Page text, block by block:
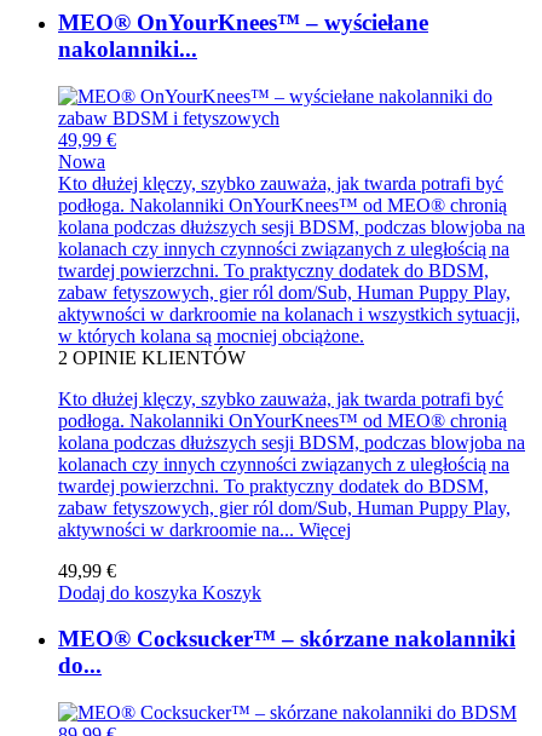
MEO® OnYourKnees™ – wyściełane
nakolanniki...
49,99 €
Nowa
Kto dłużej klęczy, szybko zauważa, jak twarda potrafi być
podłoga. Nakolanniki OnYourKnees™ od MEO® chronią
kolana podczas dłuższych sesji BDSM, podczas blowjoba na
kolanach czy innych czynności związanych z uległością na
twardej powierzchni. To praktyczny dodatek do BDSM,
zabaw fetyszowych, gier ról dom/Sub, Human Puppy Play,
aktywności w darkroomie na kolanach i wszystkich sytuacji,
w których kolana są mocniej obciążone.
2 OPINIE KLIENTÓW
Kto dłużej klęczy, szybko zauważa, jak twarda potrafi być
podłoga. Nakolanniki OnYourKnees™ od MEO® chronią
kolana podczas dłuższych sesji BDSM, podczas blowjoba na
kolanach czy innych czynności związanych z uległością na
twardej powierzchni. To praktyczny dodatek do BDSM,
zabaw fetyszowych, gier ról dom/Sub, Human Puppy Play,
aktywności w darkroomie na... Więcej
49,99 €
Dodaj do koszyka Koszyk
MEO® Cocksucker™ – skórzane nakolanniki
do...